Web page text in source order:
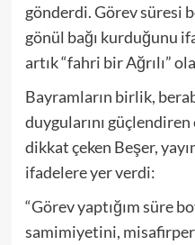
gönderdi. Görev süresi
gönül bağı kurduğunu
artık “fahri bir Ağrılı”
Bayramların birlik,
duygularını
dikkat çeken Beşer,
ifadelere yer verdi:
“Görev yaptığım süre
samimiyetini,